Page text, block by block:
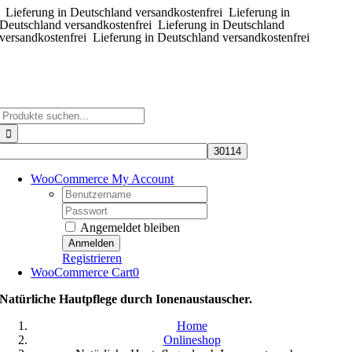
Zum
Inhalt
springen
Lieferung in Deutschland versandkostenfreiLieferung in
Deutschland versandkostenfrei Lieferung in Deutschland
versandkostenfreiLieferung in Deutschland versandkostenfrei
WooCommerce My Account
Username:
Password:
Angemeldet bleiben
Registrieren
WooCommerce Cart0
Natürliche Hautpflege durch Ionenaustauscher.
Home
Onlineshop